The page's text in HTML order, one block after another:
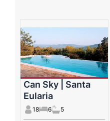
Can Sky | Santa
Eularia
18 6 5